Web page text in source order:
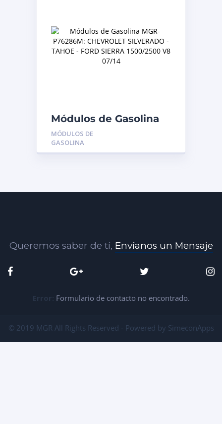
Módulos de Gasolina
MGR-P76286M:
CHEVROLET
SILVERADO – TAHOE –
MÓDULOS DE
GASOLINA
Queremos saber de tí, Envíanos un Mensaje
Error: Formulario de contacto no encontrado.
© 2019 MGR All Rights Reserved - Powered by SimeconApps